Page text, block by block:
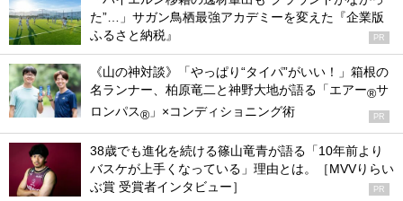
た”…」サガン鳥栖最強アカデミーを変えた『企業版
ふるさと納税』
PR
《山の神対談》「やっぱり“タイパ”がいい！」箱根の
名ランナー、柏原竜二と神野大地が語る「エアー®サ
ロンパス® 」×コンディショニング術 PR
38歳でも進化を続ける篠山竜青が語る「10年前より
バスケが上手くなっている」理由とは。［MVVりらい
ぶ賞 受賞者インタビュー］
PR